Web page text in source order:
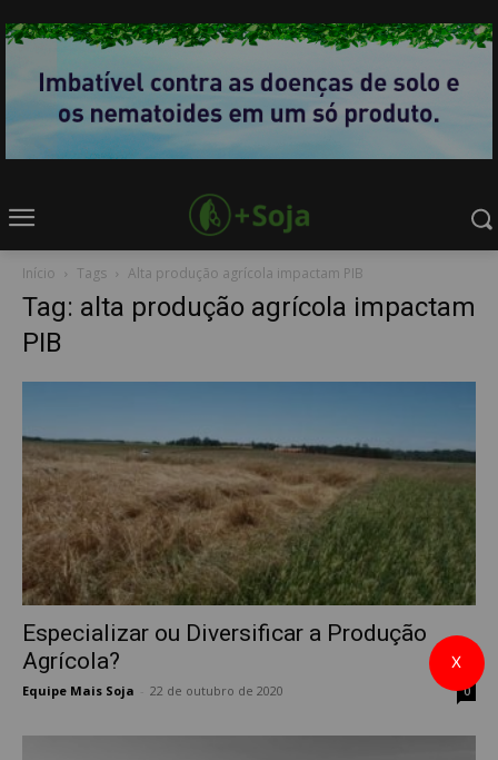
Início Tags Alta produção agrícola impactam PIB
Tag: alta produção agrícola impactam
PIB
Especializar ou Diversificar a Produção
Agrícola?
Equipe Mais Soja 22 de outubro de 2020 0
X